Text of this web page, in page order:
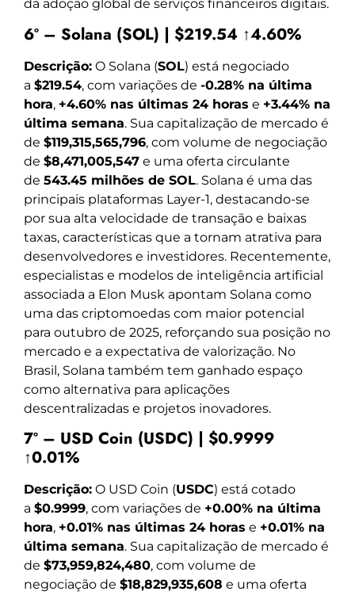
da adoção global de serviços financeiros digitais.
6º – Solana (SOL) | $219.54 ↑4.60%
Descrição: O Solana (SOL) está negociado
a $219.54, com variações de -0.28% na última
hora, +4.60% nas últimas 24 horas e +3.44% na
última semana. Sua capitalização de mercado é
de $119,315,565,796, com volume de negociação
de $8,471,005,547 e uma oferta circulante
de 543.45 milhões de SOL. Solana é uma das
principais plataformas Layer-1, destacando-se
por sua alta velocidade de transação e baixas
taxas, características que a tornam atrativa para
desenvolvedores e investidores. Recentemente,
especialistas e modelos de inteligência artificial
associada a Elon Musk apontam Solana como
uma das criptomoedas com maior potencial
para outubro de 2025, reforçando sua posição no
mercado e a expectativa de valorização. No
Brasil, Solana também tem ganhado espaço
como alternativa para aplicações
descentralizadas e projetos inovadores.
7º – USD Coin (USDC) | $0.9999
↑0.01%
Descrição: O USD Coin (USDC) está cotado
a $0.9999, com variações de +0.00% na última
hora, +0.01% nas últimas 24 horas e +0.01% na
última semana. Sua capitalização de mercado é
de $73,959,824,480, com volume de
negociação de $18,829,935,608 e uma oferta